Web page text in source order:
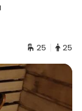
25 25